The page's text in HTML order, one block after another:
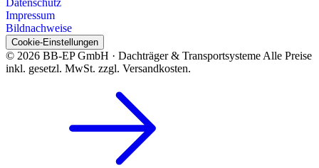
Datenschutz
Impressum
Bildnachweise
Cookie-Einstellungen
© 2026 BB-EP GmbH · Dachträger & Transportsysteme Alle Preise
inkl. gesetzl. MwSt. zzgl. Versandkosten.